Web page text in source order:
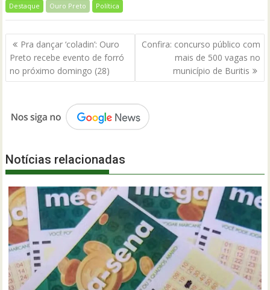
Destaque Ouro Preto Política
Navegação
de
Post
Pra dançar ‘coladin’: Ouro
Preto recebe evento de forró
no próximo domingo (28)
Confira: concurso público com
mais de 500 vagas no
município de Buritis
Notícias relacionadas